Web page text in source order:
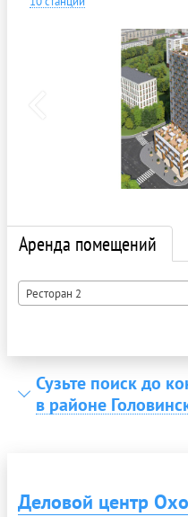
Аренда помещений
Ресторан 2
Сузьте поиск до
в районе
Деловой центр